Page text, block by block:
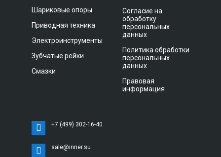
Шариковые опоры
Приводная техника
Электроинструменты
Зубчатые рейки
Смазки
Согласие на
обработку
персональных
данных
Политика обработки
персональных
данных
Правовая
информация
+7 (499) 302-16-40
sale@inner.su